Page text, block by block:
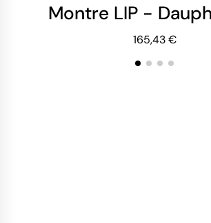
Montre LIP -
165,43 €